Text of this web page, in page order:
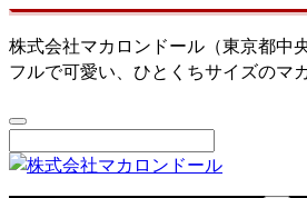
株式会社マカロンドール（東京都中
フルで可愛い、ひとくちサイズのマ